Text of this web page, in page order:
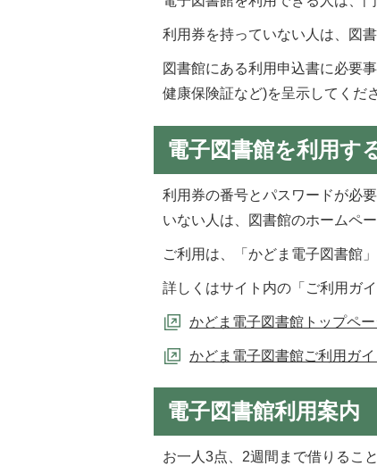
利用券を持っていない人は、図書
図書館にある利用申込書に必要
健康保険証など)を呈示してくだ
電子図書館を利用す
利用券の番号とパスワードが必
いない人は、図書館のホームペ
ご利用は、「かどま電子図書館
詳しくはサイト内の「ご利用ガ
かどま電子図書館トップペ
かどま電子図書館ご利用ガ
電子図書館利用案内
お一人3点、2週間まで借りるこ